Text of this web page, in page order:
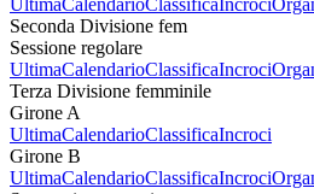
Seconda Divisione fem
Sessione regolare
UltimaCalendarioClassificaIncroci
Terza Divisione femminile
Girone A
UltimaCalendarioClassificaIncroci
Girone B
UltimaCalendarioClassificaIncroci